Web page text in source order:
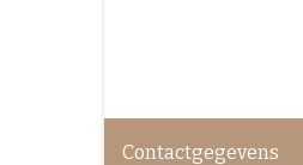
Contactgegevens